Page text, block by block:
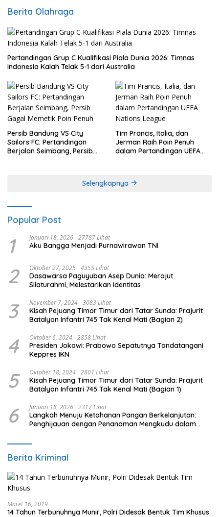
Berita Olahraga
Pertandingan Grup C Kualifikasi Piala Dunia 2026: Timnas
Indonesia Kalah Telak 5-1 dari Australia
Persib Bandung VS City
Sailors FC: Pertandingan
Berjalan Seimbang, Persib
Tim Prancis, Italia, dan
Jerman Raih Poin Penuh
dalam Pertandingan UEFA
Selengkapnya
Popular Post
1 Januari 18, 2026 27787 Lihat
Aku Bangga Menjadi Purnawirawan TNI
2 Oktober 27, 2025 4355 Lihat
Dasawarsa Paguyuban Asep Dunia: Merajut
Silaturahmi, Melestarikan Identitas
3 November 7, 2024 3083 Lihat
Kisah Pejuang Timor Timur dari Tatar Sunda: Prajurit
Batalyon Infantri 745 Tak Kenal Mati (Bagian 2)
4 Oktober 6, 2024 2858 Lihat
Presiden Jokowi: Prabowo Sepatutnya Tandatangani
Keppres IKN
5 Oktober 18, 2024 2801 Lihat
Kisah Pejuang Timor Timur dari Tatar Sunda: Prajurit
Batalyon Infantri 745 Tak Kenal Mati (Bagian 1)
6 Januari 18, 2026 2317 Lihat
Langkah Menuju Ketahanan Pangan Berkelanjutan:
Penghijauan dengan Penanaman Mengkudu dalam
Berita Kriminal
Maret 16, 2019
14 Tahun Terbunuhnya Munir, Polri Didesak Bentuk Tim Khusus